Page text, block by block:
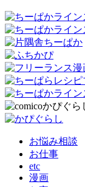
お悩み相談
お仕事
etc
漫画